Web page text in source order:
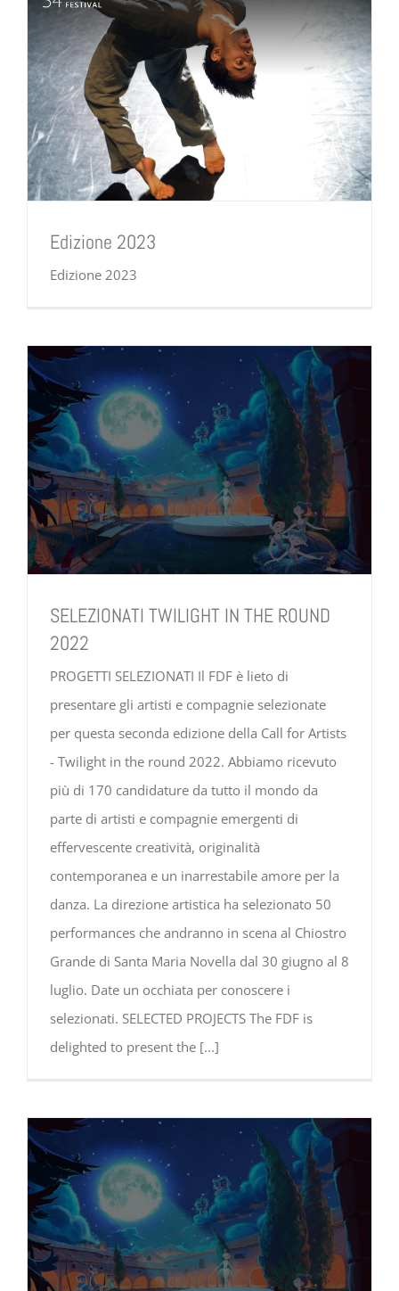
Edizione 2023
Edizione 2023
SELEZIONATI TWILIGHT IN THE ROUND
2022
PROGETTI SELEZIONATI Il FDF è lieto di
presentare gli artisti e compagnie selezionate
per questa seconda edizione della Call for Artists
- Twilight in the round 2022. Abbiamo ricevuto
più di 170 candidature da tutto il mondo da
parte di artisti e compagnie emergenti di
effervescente creatività, originalità
contemporanea e un inarrestabile amore per la
danza. La direzione artistica ha selezionato 50
performances che andranno in scena al Chiostro
Grande di Santa Maria Novella dal 30 giugno al 8
luglio. Date un occhiata per conoscere i
selezionati. SELECTED PROJECTS The FDF is
delighted to present the [...]